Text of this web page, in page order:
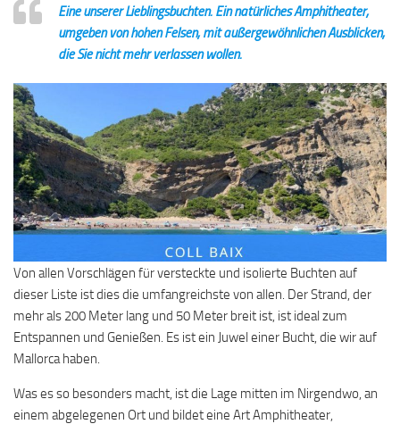
Eine unserer Lieblingsbuchten. Ein natürliches Amphitheater,
umgeben von hohen Felsen, mit außergewöhnlichen Ausblicken,
die Sie nicht mehr verlassen wollen.
Von allen Vorschlägen für versteckte und isolierte Buchten auf
dieser Liste ist dies die umfangreichste von allen. Der Strand, der
mehr als 200 Meter lang und 50 Meter breit ist, ist ideal zum
Entspannen und Genießen. Es ist ein Juwel einer Bucht, die wir auf
Mallorca haben.
Was es so besonders macht, ist die Lage mitten im Nirgendwo, an
einem abgelegenen Ort und bildet eine Art Amphitheater,